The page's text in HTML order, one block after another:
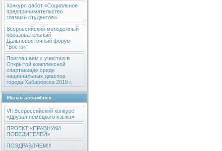
Конкурс работ «Социальное
предпринимательство
глазами студентов».
Всероссийский молодежный
образовательный
Дальневосточный форум
"Восток"
Приглашаем к участию в
Открытой комплексной
спартакиаде среди
национальных диаспор
города Хабаровска 2019 г.
Малая ассамблея
VII Всероссийский конкурс
«Друзья немецкого языка»
ПРОЕКТ «ПРАВНУКИ
ПОБЕДИТЕЛЕЙ»
ПОЗДРАВЛЯЕМ!!!